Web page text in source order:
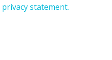
privacy statement.